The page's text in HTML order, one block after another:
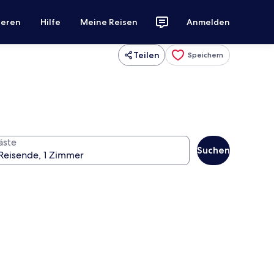
Hilfe Meine Reisen Anmelden
Teilen Speichern
Suchen